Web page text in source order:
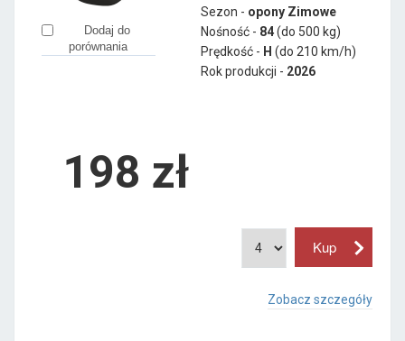
Dodaj do
porównania
Sezon - opony Zimowe
Nośność - 84(do 500 kg)
Prędkość - H (do 210 km/h)
Rok produkcji - 2026
198 zł
Zobacz szczegóły